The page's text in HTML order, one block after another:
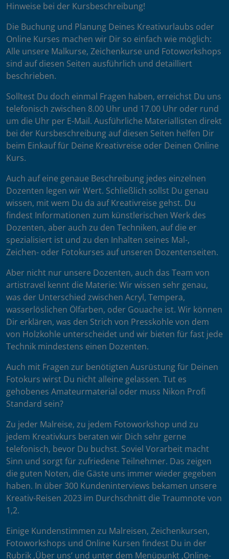
Hinweise bei der Kursbeschreibung!
Die Buchung und Planung Deines Kreativurlaubs oder
Online Kurses machen wir Dir so einfach wie möglich:
Alle unsere Malkurse, Zeichenkurse und Fotoworkshops
sind auf diesen Seiten ausführlich und detailliert
beschrieben.
Solltest Du doch einmal Fragen haben, erreichst Du uns
telefonisch zwischen 8.00 Uhr und 17.00 Uhr oder rund
um die Uhr per E-Mail. Ausführliche Materiallisten direkt
bei der Kursbeschreibung auf diesen Seiten helfen Dir
beim Einkauf für Deine Kreativreise oder Deinen Online
Kurs.
Auch auf eine genaue Beschreibung jedes einzelnen
Dozenten legen wir Wert. Schließlich sollst Du genau
wissen, mit wem Du da auf Kreativreise gehst. Du
findest Informationen zum künstlerischen Werk des
Dozenten, aber auch zu den Techniken, auf die er
spezialisiert ist und zu den Inhalten seines Mal-,
Zeichen- oder Fotokurses auf unseren Dozentenseiten.
Aber nicht nur unsere Dozenten, auch das Team von
artistravel kennt die Materie: Wir wissen sehr genau,
was der Unterschied zwischen Acryl, Tempera,
wasserlöslichen Ölfarben, oder Gouache ist. Wir können
Dir erklären, was den Strich von Presskohle von dem
von Holzkohle unterscheidet und wir bieten für fast jede
Technik mindestens einen Dozenten.
Auch mit Fragen zur benötigten Ausrüstung für Deinen
Fotokurs wirst Du nicht alleine gelassen. Tut es
gehobenes Amateurmaterial oder muss Nikon Profi
Standard sein?
Zu jeder Malreise, zu jedem Fotoworkshop und zu
jedem Kreativkurs beraten wir Dich sehr gerne
telefonisch, bevor Du buchst. Soviel Vorarbeit macht
Sinn und sorgt für zufriedene Teilnehmer. Das zeigen
die guten Noten, die Gäste uns immer wieder gegeben
haben. In über 300 Kundeninterviews bekamen unsere
Kreativ-Reisen 2023 im Durchschnitt die Traumnote von
1,2.
Einige Kundenstimmen zu Malreisen, Zeichenkursen,
Fotoworkshops und Online Kursen findest Du in der
Rubrik ‚Über uns’ und unter dem Menüpunkt ‚Online-